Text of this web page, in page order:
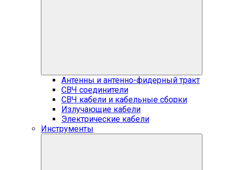
Антенны и антенно-фидерный тракт
СВЧ соединители
СВЧ кабели и кабельные сборки
Излучающие кабели
Электрические кабели
Инструменты